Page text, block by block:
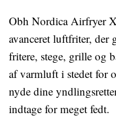
Obh Nordica Airfryer
avanceret luftfriter,
fritere, stege, grille og
af varmluft i stedet for
nyde dine
indtage for meget fedt.